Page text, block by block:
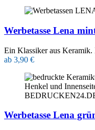
Werbetasse Lena
Ein Klassiker aus
ab 3,90 €
Werbetasse Lena